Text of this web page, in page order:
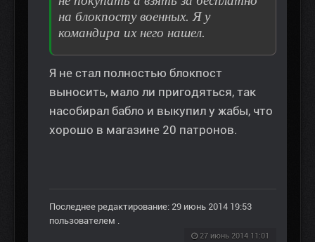
на блокпосту военных. Я у
командира их него нашел.
Я не стал полностью блокпост
выносить, мало ли пригодяться, так
насобирал бабло и выкупил у жабы, что
хорошо в магазине 20 патронов.
Последнее редактирование: 29 июнь 2014 19:53
пользователем .
27 июнь 2014 11:01